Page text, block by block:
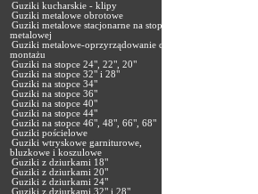
Guziki kucharskie - klipy
Guziki metalowe obrotowe
Guziki metalowe stacjonarne na stopce
metalowej
Guziki metalowe-oprzyrządowanie do
montażu
Guziki na stopce 24", 22", 20"
Guziki na stopce 32" i 28"
Guziki na stopce 34"
Guziki na stopce 36"
Guziki na stopce 40"
Guziki na stopce 44"
Guziki na stopce 46", 48", 66", 68"
Guziki pościelowe
Guziki wtryskowe garniturowe,
bluzkowe i koszulowe
Guziki z dziurkami 18"
Guziki z dziurkami 20"
Guziki z dziurkami 24"
Guziki z dziurkami 32" i 28"